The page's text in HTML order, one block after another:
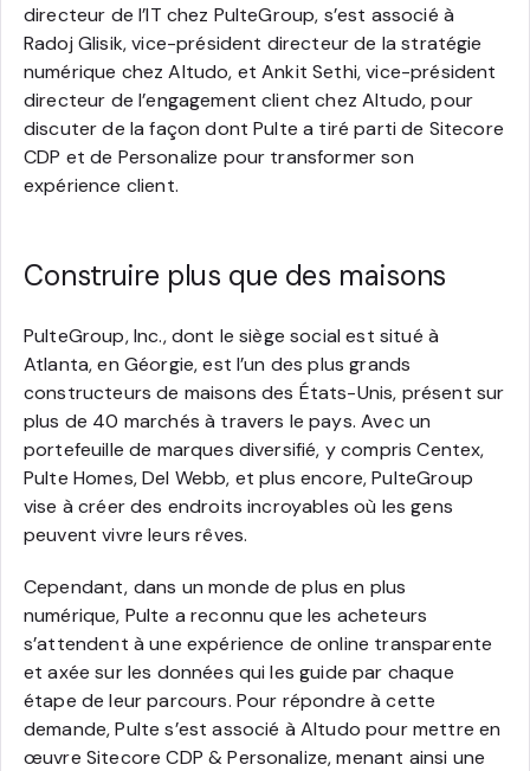
directeur de l’IT chez PulteGroup, s’est associé à
Radoj Glisik, vice-président directeur de la stratégie
numérique chez Altudo, et Ankit Sethi, vice-président
directeur de l’engagement client chez Altudo, pour
discuter de la façon dont Pulte a tiré parti de Sitecore
CDP et de Personalize pour transformer son
expérience client.
Construire plus que des maisons
PulteGroup, Inc., dont le siège social est situé à
Atlanta, en Géorgie, est l’un des plus grands
constructeurs de maisons des États-Unis, présent sur
plus de 40 marchés à travers le pays. Avec un
portefeuille de marques diversifié, y compris Centex,
Pulte Homes, Del Webb, et plus encore, PulteGroup
vise à créer des endroits incroyables où les gens
peuvent vivre leurs rêves.
Cependant, dans un monde de plus en plus
numérique, Pulte a reconnu que les acheteurs
s’attendent à une expérience de online transparente
et axée sur les données qui les guide par chaque
étape de leur parcours. Pour répondre à cette
demande, Pulte s’est associé à Altudo pour mettre en
œuvre Sitecore CDP & Personalize, menant ainsi une